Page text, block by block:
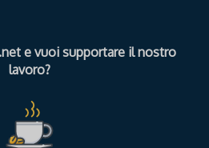
e vuoi supportare il nostro
lavoro?